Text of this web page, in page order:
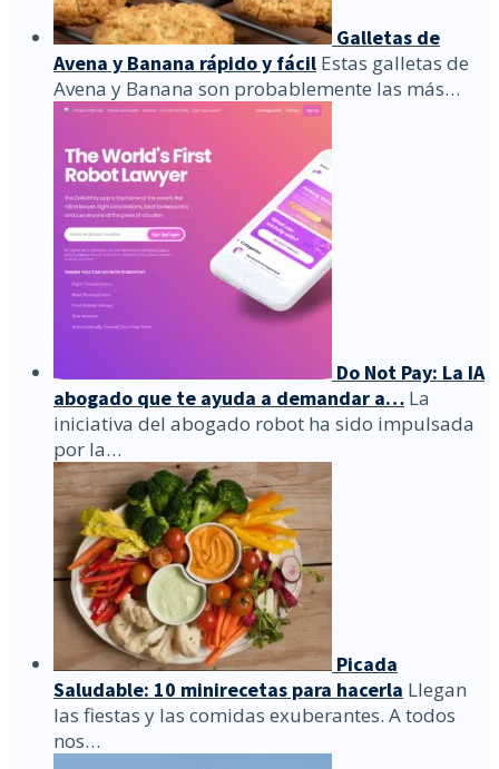
Galletas de
Avena y Banana rápido y fácil Estas galletas de
Avena y Banana son probablemente las más…
Do Not Pay: La IA
abogado que te ayuda a demandar a… La
iniciativa del abogado robot ha sido impulsada
por la…
Picada
Saludable: 10 minirecetas para hacerla Llegan
las fiestas y las comidas exuberantes. A todos
nos…